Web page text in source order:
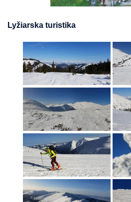
Lyžiarska turistika